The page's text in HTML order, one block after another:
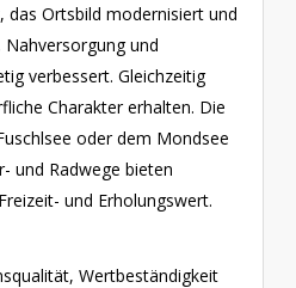
das Ortsbild modernisiert und
und
verbessert. Gleichzeitig
Charakter erhalten. Die
oder dem Mondsee
und Radwege bieten
und Erholungswert.
Wertbeständigkeit